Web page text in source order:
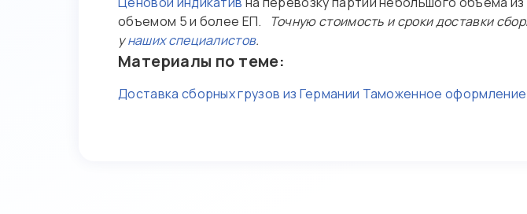
объемом 5 и более ЕП.
Точную стоимость и сроки доставки
унаших специалистов.
Материалы по теме:
Доставка сборных грузов из Германии Таможенное оформление